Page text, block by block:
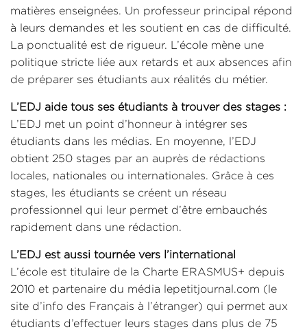
matières enseignées. Un professeur principal répond
à leurs demandes et les soutient en cas de difficulté.
La ponctualité est de rigueur. L’école mène une
politique stricte liée aux retards et aux absences afin
de préparer ses étudiants aux réalités du métier.
L’EDJ aide tous ses étudiants à trouver des stages :
L’EDJ met un point d’honneur à intégrer ses
étudiants dans les médias. En moyenne, l’EDJ
obtient 250 stages par an auprès de rédactions
locales, nationales ou internationales. Grâce à ces
stages, les étudiants se créent un réseau
professionnel qui leur permet d’être embauchés
rapidement dans une rédaction.
L’EDJ est aussi tournée vers l’international
L’école est titulaire de la Charte ERASMUS+ depuis
2010 et partenaire du média lepetitjournal.com (le
site d’info des Français à l’étranger) qui permet aux
étudiants d’effectuer leurs stages dans plus de 75